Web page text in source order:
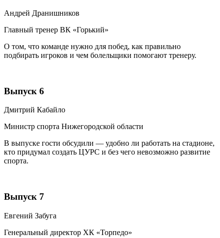
Андрей Дранишников
Главный тренер ВК «Горький»
О том, что команде нужно для побед, как правильно
подбирать игроков и чем болельщики помогают тренеру.
Выпуск 6
Дмитрий Кабайло
Министр спорта Нижегородской области
В выпуске гости обсудили — удобно ли работать на стадионе,
кто придумал создать ЦУРС и без чего невозможно развитие
спорта.
Выпуск 7
Евгений Забуга
Генеральный директор ХК «Торпедо»